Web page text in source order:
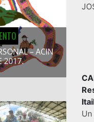
– ACIN
2017.